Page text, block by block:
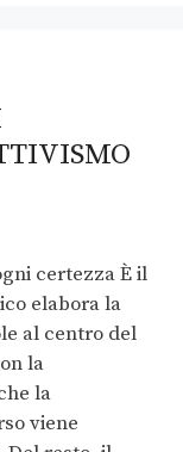
certezza È il
elabora la
al centro del
la
la
viene